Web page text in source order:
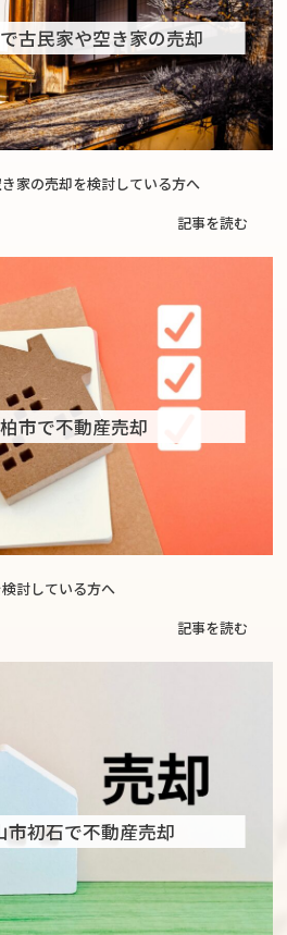
古民家や空き家の売却
家の売却を検討している方へ
記事を読む
柏市で不動産売却
討している方へ
記事を読む
市初石で不動産売却